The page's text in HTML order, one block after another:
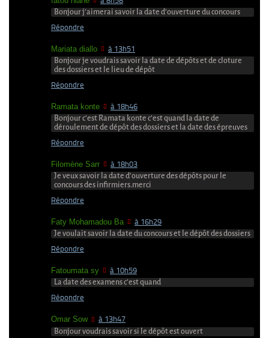
Bonjour j’aimerai savoir la date d’ouverture du concours
Répondre
Mariata diallo à 13h51
Bonjour je voudrais savoir la date de dépôts et de cloture
des dossiers et le lieu de dépôt
Répondre
Ramata konte à 18h46
Bonjour c’est Ramata konte c’est quand la date de
déroulement de dépôt des dossiers et la date des épreuves
Répondre
Filomène Sarr à 18h03
Je veux savoir la date d’ouverture des dépôts pour le
concours des infirmiers.merci
Répondre
Faty Mohamadou Ba à 16h29
Je voulait savoir la date du concours et le dépôt des dossiers
Répondre
Fatoumata sy à 10h59
La date des examens c’est quand
Répondre
Omar Sow à 13h47
Bonjour voudrais savoir si le dépôt est ouvert